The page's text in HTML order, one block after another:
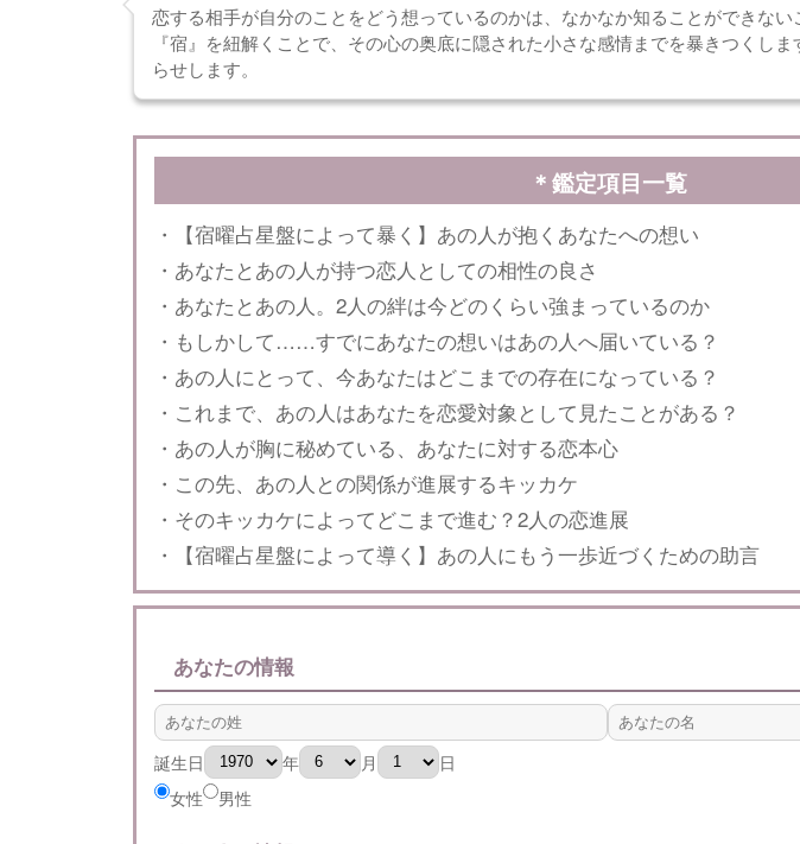
恋する相手が自分のことをどう想っているのかは、なかなか知ることができな
『宿』を紐解くことで、その心の奥底に隠された小さな感情までを暴きつくし
らせします。
＊鑑定項目一覧
・【宿曜占星盤によって暴く】あの人が抱くあなたへの想い
・あなたとあの人が持つ恋人としての相性の良さ
・あなたとあの人。2人の絆は今どのくらい強まっているのか
・もしかして……すでにあなたの想いはあの人へ届いている？
・あの人にとって、今あなたはどこまでの存在になっている？
・これまで、あの人はあなたを恋愛対象として見たことがある？
・あの人が胸に秘めている、あなたに対する恋本心
・この先、あの人との関係が進展するキッカケ
・そのキッカケによってどこまで進む？2人の恋進展
・【宿曜占星盤によって導く】あの人にもう一歩近づくための助言
あなたの情報
誕生日 年 月
日
女性
男性